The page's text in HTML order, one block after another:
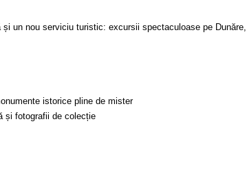
și un nou serviciu turistic: excursii spectaculoase pe Dunăre,
istorice pline de mister
și fotografii de colecție